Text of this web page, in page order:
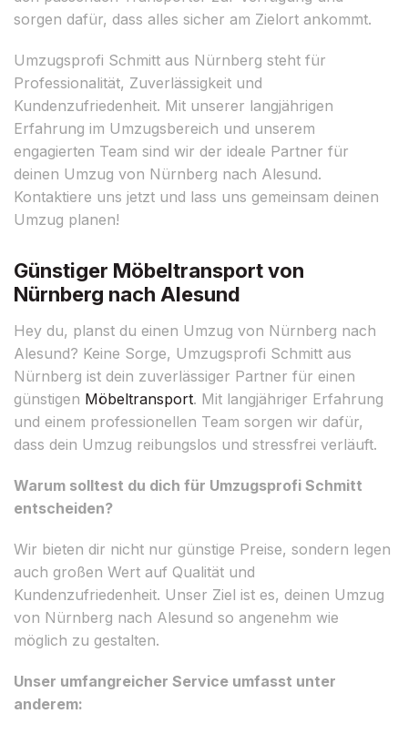
sorgen dafür, dass alles sicher am Zielort ankommt.
Umzugsprofi Schmitt aus Nürnberg steht für
Professionalität, Zuverlässigkeit und
Kundenzufriedenheit. Mit unserer langjährigen
Erfahrung im Umzugsbereich und unserem
engagierten Team sind wir der ideale Partner für
deinen Umzug von Nürnberg nach Alesund.
Kontaktiere uns jetzt und lass uns gemeinsam deinen
Umzug planen!
Günstiger Möbeltransport von
Nürnberg nach Alesund
Hey du, planst du einen Umzug von Nürnberg nach
Alesund? Keine Sorge, Umzugsprofi Schmitt aus
Nürnberg ist dein zuverlässiger Partner für einen
günstigen Möbeltransport. Mit langjähriger Erfahrung
und einem professionellen Team sorgen wir dafür,
dass dein Umzug reibungslos und stressfrei verläuft.
Warum solltest du dich für Umzugsprofi Schmitt
entscheiden?
Wir bieten dir nicht nur günstige Preise, sondern legen
auch großen Wert auf Qualität und
Kundenzufriedenheit. Unser Ziel ist es, deinen Umzug
von Nürnberg nach Alesund so angenehm wie
möglich zu gestalten.
Unser umfangreicher Service umfasst unter
anderem: